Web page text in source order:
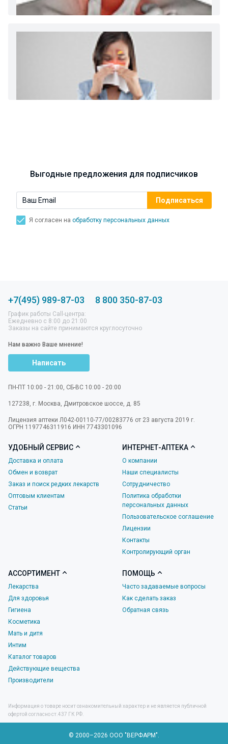
Диета 7 стол при заболеваниях почек (острый и
Ларингит: все о ларингите и его лечении. Как
спасти свой голос.
Выгодные предложения для подписчиков
Я согласен на обработку персональных данных
+7(495) 989-87-03 8 800 350-87-03
График работы Call-центра:
Ежедневно с 8:00 до 21:00
Заказы на сайте принимаются круглосуточно
Нам важно Ваше мнение!
Написать
ПН-ПТ 10:00 - 21:00, СБ-ВС 10:00 - 20:00
127238 г. Москва Дмитровское шоссе, д. 85
Лицензия аптеки Л042-00110-77/00283776 от 23 августа 2019 г.
ОГРН 1197746311916 ИНН 7743301096
УДОБНЫЙ СЕРВИС
Доставка и оплата
Обмен и возврат
Заказ и поиск редких лекарств
Оптовым клиентам
Статьи
ИНТЕРНЕТ-АПТЕКА
О компании
Наши специалисты
Сотрудничество
Политика обработки
персональных данных
Пользовательское соглашение
Лицензии
Контакты
Контролирующий орган
АССОРТИМЕНТ
Лекарства
Для здоровья
Гигиена
Косметика
Мать и дитя
Интим
Каталог товаров
Действующие вещества
Производители
ПОМОЩЬ
Часто задаваемые вопросы
Как сделать заказ
Обратная связь
Информация о товаре носит ознакомительный характер и не является публичной
офертой согласно ст.437 ГК РФ.
© 2000–2026 ООО "ВЕРФАРМ".